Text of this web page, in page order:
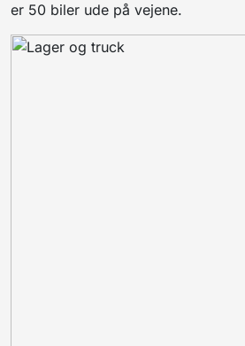
er 50 biler ude på vejene.